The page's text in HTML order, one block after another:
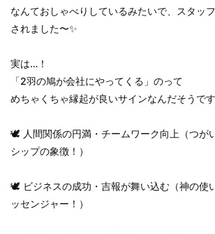
なんておしゃべりしているみたいで、スタッ
されました〜✨
実は…！
「2羽の鳩が会社にやってくる」のって
めちゃくちゃ縁起が良いサインなんだそうで
🕊️ 人間関係の円満・チームワーク向上（つが
シップの象徴！）
🕊️ ビジネスの成功・吉報が舞い込む（神の使
ッセンジャー！）